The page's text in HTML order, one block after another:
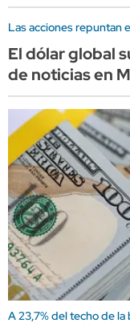
Las acciones repuntan
El dólar global
de noticias en
A 23,7% del techo de la